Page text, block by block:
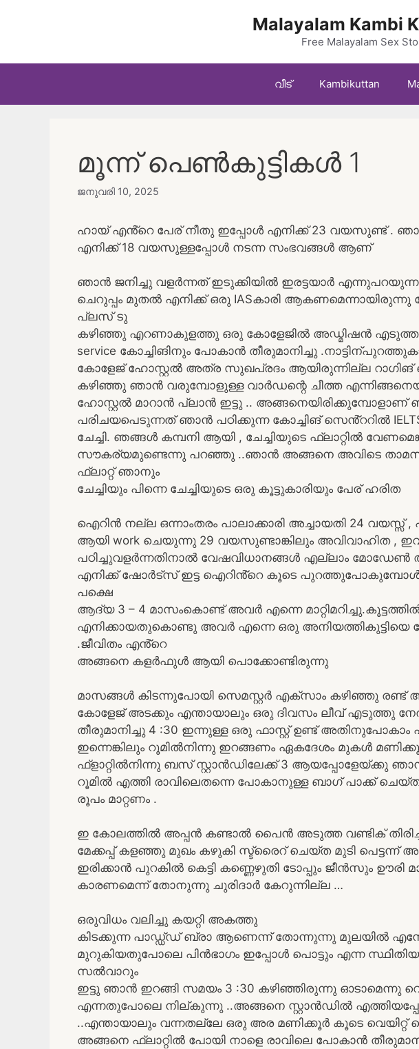
Malayalam Kambi
Free Malayalam Sex
വീട് Kambikuttan
മൂന്ന് പെൺകുട്ടികൾ 1
ജനുവരി 10, 2025
ഹായ് എൻ്റെ പേര് നീതു ഇപ്പോൾ എനിക്ക് 23 വയസുണ്ട് .
എനിക്ക് 18 വയസുള്ളപ്പോൾ നടന്ന സംഭവങ്ങൾ ആണ്
ഞാൻ ജനിച്ചു വളർന്നത് ഇടുക്കിയിൽ ഇരട്ടയാർ
ചെറുപ്പം മുതൽ എനിക്ക് ഒരു IASകാരി
പ്ലസ് ടു
കഴിഞ്ഞു എറണാകുളത്തു ഒരു കോളേജിൽ അഡ്മിഷൻ എടുത്തു
service കോച്ചിങിനും പോകാൻ തീരുമാനിച്ചു
കോളേജ് ഹോസ്റ്റൽ അത്ര സുഖപ്രദം ആയിരുന്നില്ല റാഗിങ്
കഴിഞ്ഞു ഞാൻ വരുമ്പോളുള്ള വാർഡന്റെ ചീത്ത
ഹോസ്റ്റൽ മാറാൻ പ്ലാൻ ഇട്ടു .. അങ്ങനെയിരിക്കുമ്പോളാണ്
പരിചയപെടുന്നത് ഞാൻ പഠിക്കുന്ന കോച്ചിങ് സെൻ്ററിൽ
ചേച്ചി. ഞങ്ങൾ കമ്പനി ആയി , ചേച്ചിയുടെ ഫ്ലാറ്റിൽ
സൗകര്യമുണ്ടെന്നു പറഞ്ഞു ..ഞാൻ അങ്ങനെ അവിടെ
ഫ്ലാറ്റ് ഞാനും
ചേച്ചിയും പിന്നെ ചേച്ചിയുടെ ഒരു കൂട്ടുകാരിയും പേര് ഹരിത
ഐറിൻ നല്ല ഒന്നാംതരം പാലാക്കാരി അച്ചായതി 24 വയസ്സ് ,
ആയി work ചെയുന്നു 29 വയസുണ്ടാങ്കിലും അവിവാഹിത ,
പഠിച്ചുവളർന്നതിനാൽ വേഷവിധാനങ്ങൾ എല്ലാം മോഡേൺ
എനിക്ക് ഷോർട്സ് ഇട്ട ഐറിൻ്റെ കൂടെ
പക്ഷെ
ആദ്യ 3 – 4 മാസംകൊണ്ട് അവർ എന്നെ
എനിക്കായതുകൊണ്ടു അവർ എന്നെ ഒരു
.ജീവിതം എൻ്റെ
അങ്ങനെ കളർഫുൾ ആയി പൊക്കോണ്ടിരുന്നു
മാസങ്ങൾ കിടന്നുപോയി സെമസ്റ്റർ എക്സാം കഴിഞ്ഞു രണ്ട്
കോളേജ് അടക്കും എന്തായാലും ഒരു ദിവസം ലീവ് എടുത്തു
തീരുമാനിച്ചു 4 :30 ഇന്നുള്ള ഒരു ഫാസ്റ്റ് ഉണ്ട് അതിനുപോകാം
ഇന്നെങ്കിലും റൂമിൽനിന്നു ഇറങ്ങണം ഏകദേശം മുകൾ
ഫ്ളാറ്റിൽനിന്നു ബസ് സ്റ്റാൻഡിലേക്ക് 3 ആയപ്പോളേയ്ക്കു
റൂമിൽ എത്തി രാവിലെതന്നെ പോകാനുള്ള ബാഗ് പാക്ക്
രൂപം മാറ്റണം .
ഇ കോലത്തിൽ അപ്പൻ കണ്ടാൽ പൈൻ അടുത്ത വണ്ടിക് തിരിച്ച
മേക്കപ്പ് കളഞ്ഞു മുഖം കഴുകി സ്ട്രൈറ് ചെയ്ത മുടി പെട്ടന്ന്
ഇരിക്കാൻ പുറകിൽ കെട്ടി കണ്ണെഴുതി ടോപ്പും ജീൻസും ഊരി
കാരണമെന്ന് തോനുന്നു ചുരിദാർ കേറുന്നില്ല …
ഒരുവിധം വലിച്ചു കയറ്റി അകത്തു
കിടക്കുന്ന പാഡ്ഡ്ഡ് ബ്രാ ആണെന്ന് തോന്നുന്നു മുലയിൽ
മുറുകിയതുപോലെ പിൻഭാഗം ഇപ്പോൾ പൊട്ടും എന്ന
സൽവാറും
ഇട്ടു ഞാൻ ഇറങ്ങി സമയം 3 :30 കഴിഞ്ഞിരുന്നു ഓടാമെന്നു
എന്നതുപോലെ നില്കുന്നു ..അങ്ങനെ സ്റ്റാൻഡിൽ
..എന്തായാലും വന്നതല്ലേ ഒരു അര മണിക്കൂർ കൂടെ
അങ്ങനെ ഫ്ലാറ്റിൽ പോയി നാളെ രാവിലെ പോകാൻ